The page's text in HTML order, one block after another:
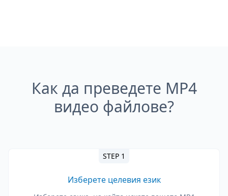
Как да преведете MP4
видео файлове?
STEP 1
Изберете целевия език